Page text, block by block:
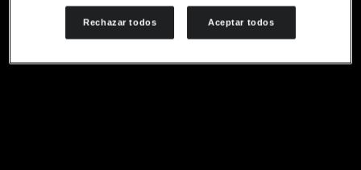
Rechazar todos Aceptar todos